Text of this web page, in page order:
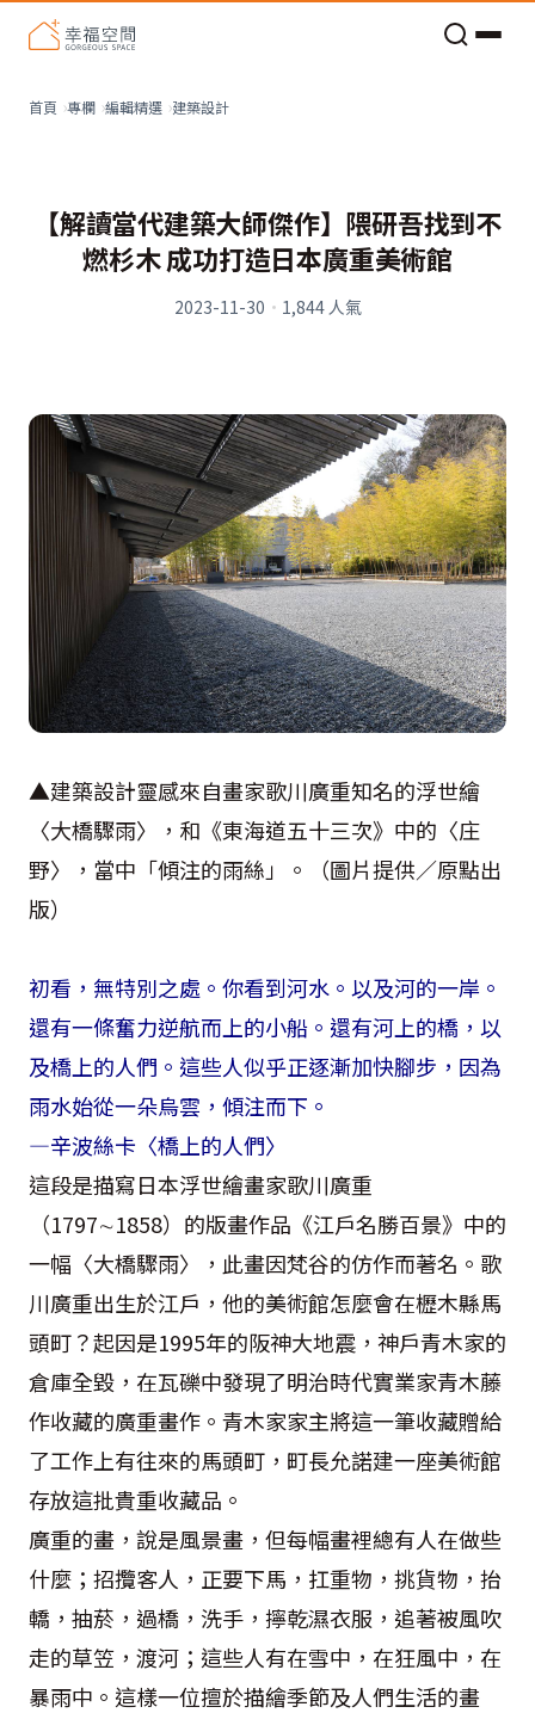
首頁 專欄 編輯精選 建築設計
【解讀當代建築大師傑作】隈研吾找到不
燃杉木 成功打造日本廣重美術館
2023-11-30 · 1,844人氣
▲建築設計靈感來自畫家歌川廣重知名的浮世繪
〈大橋驟雨〉，和《東海道五十三次》中的〈庄
野〉，當中「傾注的雨絲」。（圖片提供／原點出
版）
初看，無特別之處。你看到河水。以及河的一岸。
還有一條奮力逆航而上的小船。還有河上的橋，以
及橋上的人們。這些人似乎正逐漸加快腳步，因為
雨水始從一朵烏雲，傾注而下。
—辛波絲卡〈橋上的人們〉
這段是描寫日本浮世繪畫家歌川廣重
（1797∼1858）的版畫作品《江戶名勝百景》中的
一幅〈大橋驟雨〉，此畫因梵谷的仿作而著名。歌
川廣重出生於江戶，他的美術館怎麼會在櫪木縣馬
頭町？起因是1995年的阪神大地震，神戶青木家的
倉庫全毀，在瓦礫中發現了明治時代實業家青木藤
作收藏的廣重畫作。青木家家主將這一筆收藏贈給
了工作上有往來的馬頭町，町長允諾建一座美術館
存放這批貴重收藏品。
廣重的畫，說是風景畫，但每幅畫裡總有人在做些
什麼；招攬客人，正要下馬，扛重物，挑貨物，抬
轎，抽菸，過橋，洗手，擰乾濕衣服，追著被風吹
走的草笠，渡河；這些人有在雪中，在狂風中，在
暴雨中。這樣一位擅於描繪季節及人們生活的畫